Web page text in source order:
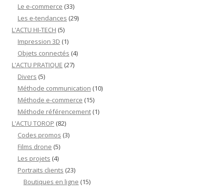
Le e-commerce (33)
Les e-tendances (29)
L'ACTU HI-TECH (5)
Impression 3D (1)
Objets connectés (4)
L'ACTU PRATIQUE (27)
Divers (5)
Méthode communication (10)
Méthode e-commerce (15)
Méthode référencement (1)
L'ACTU TOROP (82)
Codes promos (3)
Films drone (5)
Les projets (4)
Portraits clients (23)
Boutiques en ligne (15)